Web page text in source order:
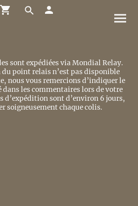
sont expédiées via Mondial Relay.
point relais n’est pas disponible
nous vous remercions d’indiquer le
les commentaires lors de votre
d’expédition sont d’environ 6 jours,
soigneusement chaque colis.